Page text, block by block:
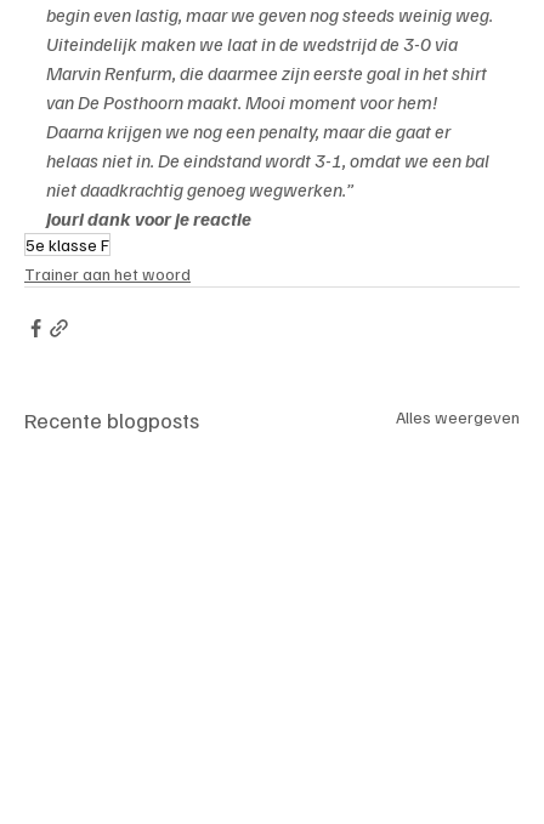
begin even lastig, maar we geven nog steeds weinig weg.
Uiteindelijk maken we laat in de wedstrijd de 3-0 via
Marvin Renfurm, die daarmee zijn eerste goal in het shirt
van De Posthoorn maakt. Mooi moment voor hem!
Daarna krijgen we nog een penalty, maar die gaat er
helaas niet in. De eindstand wordt 3-1, omdat we een bal
niet daadkrachtig genoeg wegwerken.”
Jouri dank voor je reactie
5e klasse F
Trainer aan het woord
Recente blogposts Alles weergeven